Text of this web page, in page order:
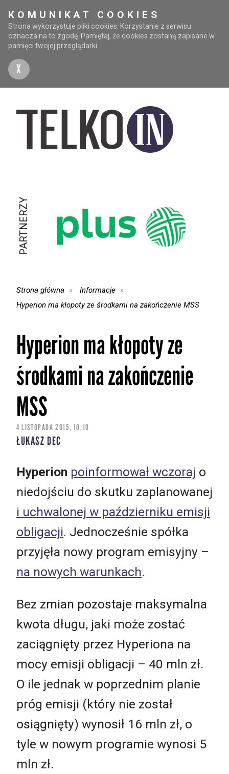
KOMUNIKAT COOKIES
Strona wykorzystuje pliki cookies. Korzystanie z serwisu
oznacza na to zgodę. Pamiętaj, że cookies zostaną zapisane w
pamięci twojej przeglądarki.
X
PARTNERZY
Strona główna
Informacje
Hyperion ma kłopoty ze środkami na zakończenie MSS
Hyperion ma kłopoty ze
środkami na zakończenie
MSS
4 LISTOPADA 2015, 10:10
ŁUKASZ DEC
Hyperion poinformował wczoraj o
niedojściu do skutku zaplanowanej
i uchwalonej w październiku emisji
obligacji. Jednocześnie spółka
przyjęła nowy program emisyjny –
na nowych warunkach.
Bez zmian pozostaje maksymalna
kwota długu, jaki może zostać
zaciągnięty przez Hyperiona na
mocy emisji obligacji – 40 mln zł.
O ile jednak w poprzednim planie
próg emisji (który nie został
osiągnięty) wynosił 16 mln zł, o
tyle w nowym programie wynosi 5
mln zł.